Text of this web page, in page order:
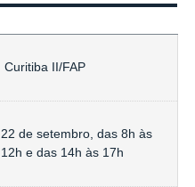
Curitiba II/FAP
22 de setembro, das 8h às
12h e das 14h às 17h